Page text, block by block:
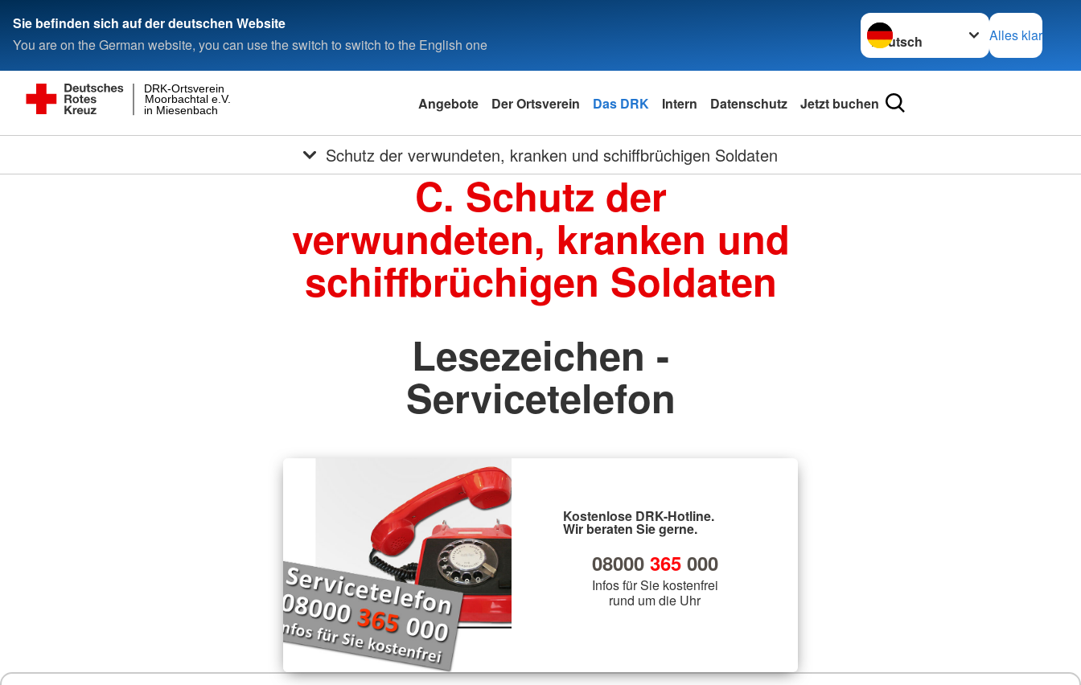
Sie befinden sich auf der deutschen Website
You are on the German website, you can use the switch to switch to the English one
Sprache wechseln zu
Alles klar
in Miesenbach
Moorbachtal e.V.
DRK-Ortsverein
Angebote Der Ortsverein Das DRK Intern Datenschutz Jetzt buchen
Schutz der verwundeten, kranken und schiffbrüchigen Soldaten
C. Schutz der
verwundeten, kranken und
schiffbrüchigen Soldaten
Lesezeichen -
Servicetelefon
Kostenlose DRK-Hotline.
Wir beraten Sie gerne.
08000 365000
Infos für Sie kostenfrei
rund um die Uhr